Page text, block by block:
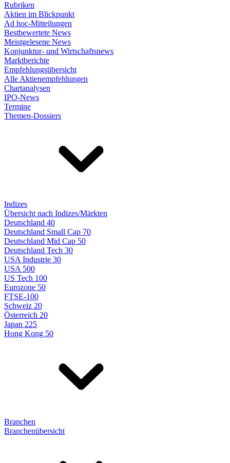
Rubriken
Aktien im Blickpunkt
Ad hoc-Mitteilungen
Bestbewertete News
Meistgelesene News
Konjunktur- und Wirtschaftsnews
Marktberichte
Empfehlungsübersicht
Alle Aktienempfehlungen
Chartanalysen
IPO-News
Termine
Themen-Dossiers
Indizes
Übersicht nach Indizes/Märkten
Deutschland 40
Deutschland Small Cap 70
Deutschland Mid Cap 50
Deutschland Tech 30
USA Industrie 30
USA 500
US Tech 100
Eurozone 50
FTSE-100
Schweiz 20
Österreich 20
Japan 225
Hong Kong 50
Branchen
Branchenübersicht